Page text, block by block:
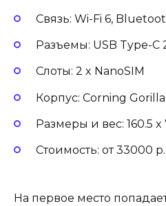
Связь: Wi-Fi 6,
Разъемы: USB Type-C
Слоты: 2 x NanoSIM
Корпус: Corning
Размеры и вес: 160.5 x
Стоимость: от 33000 р.
На первое место